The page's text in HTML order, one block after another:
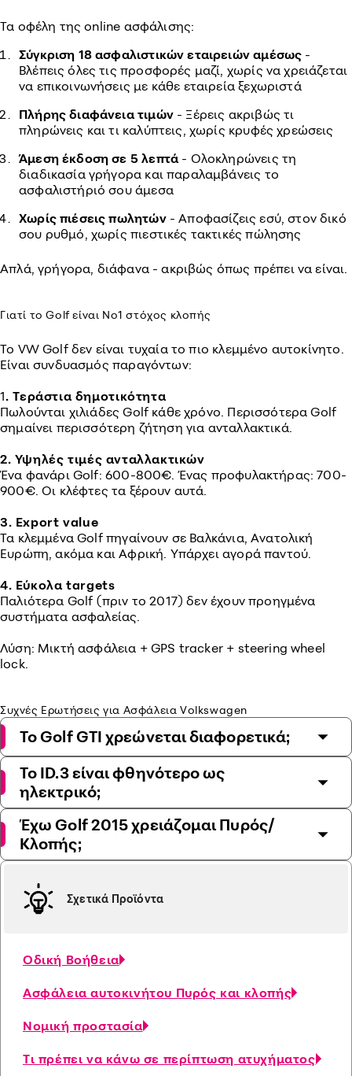
Τα οφέλη της online ασφάλισης:
Σύγκριση 18 ασφαλιστικών εταιρειών αμέσως -
Βλέπεις όλες τις προσφορές μαζί, χωρίς να χρειάζεται
να επικοινωνήσεις με κάθε εταιρεία ξεχωριστά
Πλήρης διαφάνεια τιμών- Ξέρεις ακριβώς τι
πληρώνεις και τι καλύπτεις, χωρίς κρυφές χρεώσεις
Άμεση έκδοση σε 5 λεπτά- Ολοκληρώνεις τη
διαδικασία γρήγορα και παραλαμβάνεις το
ασφαλιστήριό σου άμεσα
Χωρίς πιέσεις πωλητών- Αποφασίζεις εσύ, στον δικό
σου ρυθμό, χωρίς πιεστικές τακτικές πώλησης
Απλά, γρήγορα, διάφανα - ακριβώς όπως πρέπει να είναι.
Γιατί το Golf είναι Νο1 στόχος κλοπής
Το VW Golf δεν είναι τυχαία το πιο κλεμμένο αυτοκίνητο.
Είναι συνδυασμός παραγόντων:
1. Τεράστια δημοτικότητα
Πωλούνται χιλιάδες Golf κάθε χρόνο. Περισσότερα Golf
σημαίνει περισσότερη ζήτηση για ανταλλακτικά.
2. Υψηλές τιμές ανταλλακτικών
Ένα φανάρι Golf: 600-800€. Ένας προφυλακτήρας: 700-
900€. Οι κλέφτες τα ξέρουν αυτά.
3. Export value
Τα κλεμμένα Golf πηγαίνουν σε Βαλκάνια, Ανατολική
Ευρώπη, ακόμα και Αφρική. Υπάρχει αγορά παντού.
4. Εύκολαtargets
Παλιότερα Golf (πριν το 2017) δεν έχουν προηγμένα
συστήματα ασφαλείας.
Λύση: Μικτή ασφάλεια + GPS tracker + steering wheel
lock.
Συχνές Ερωτήσεις για Ασφάλεια Volkswagen
Το Golf GTI χρεώνεται διαφορετικά;
Το ID.3 είναι φθηνότερο ως
ηλεκτρικό;
Έχω Golf 2015 χρειάζομαι Πυρός/
Κλοπής;
Σχετικά Προϊόντα
Οδική Βοήθεια
Ασφάλεια αυτοκινήτου Πυρός και κλοπής
Νομική προστασία
Τι πρέπει να κάνω σε περίπτωση ατυχήματος